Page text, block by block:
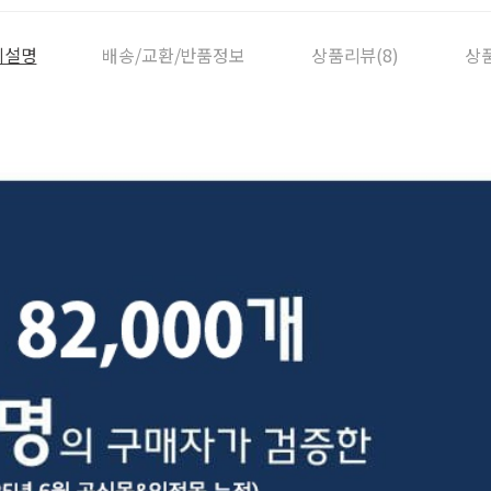
명 배송/교환/반품정보 상품리뷰(8) 상